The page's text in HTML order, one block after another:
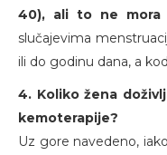
40), ali to ne mora
slučajevima
ili do godinu dana, a
4. Koliko žena
kemoterapije?
Uz gore navedeno,